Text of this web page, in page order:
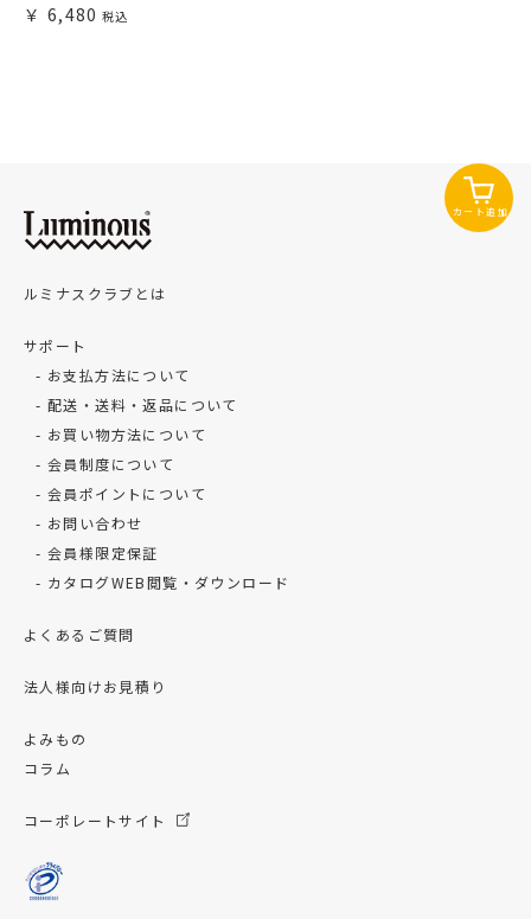
6,480
カート追加
ルミナスクラブとは
サポート
お支払方法について
配送・送料・返品について
お買い物方法について
会員制度について
会員ポイントについて
お問い合わせ
会員様限定保証
カタログWEB閲覧・ダウンロード
よくあるご質問
法人様向けお見積り
よみもの
コラム
コーポレートサイト